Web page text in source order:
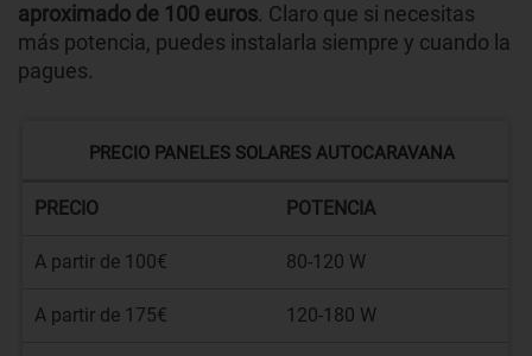
aproximado de 100 euros. Claro que si necesitas
más potencia, puedes instalarla siempre y cuando la
pagues.
PRECIO PANELES SOLARES AUTOCARAVANA
PRECIO POTENCIA
A partir de 100€ 80-120 W
A partir de 175€ 120-180 W